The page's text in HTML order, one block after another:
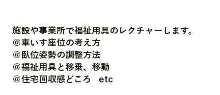
施設や事業所で福祉用具のレクチャーします。
＠車いす座位の考え方
＠臥位姿勢の調整方法
＠福祉用具と移乗、移動
＠住宅回収感どころ etc